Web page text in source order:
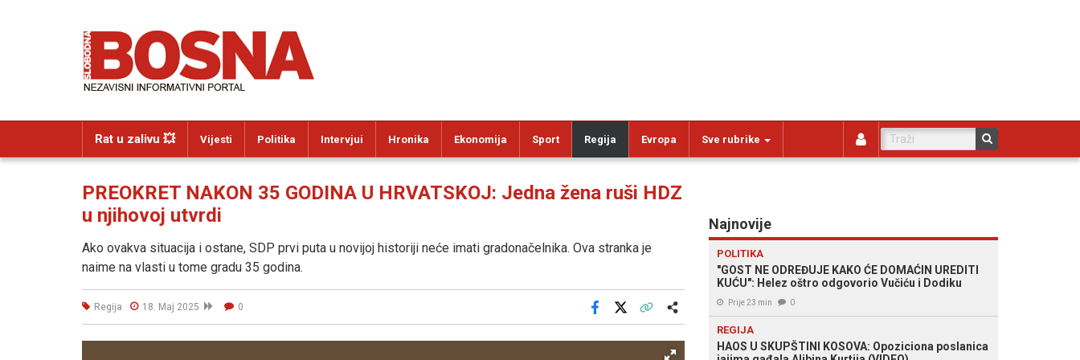
Rat u zalivu 💥 Vijesti Politika Intervjui Hronika Ekonomija Sport Regija Evropa Sve rubrike
PREOKRET NAKON 35 GODINA U HRVATSKOJ: Jedna žena ruši HDZ
u njihovoj utvrdi
Ako ovakva situacija i ostane, SDP prvi puta u novijoj historiji neće imati gradonačelnika. Ova stranka je
naime na vlasti u tome gradu 35 godina.
Regija 18. Maj 2025 0
Facebook
Najnovije
POLITIKA
"GOST NE ODREĐUJE KAKO ĆE DOMAĆIN UREDITI
KUĆU": Helez oštro odgovorio Vučiću i Dodiku
Prije 23 min 0
REGIJA
HAOS U SKUPŠTINI KOSOVA: Opoziciona poslanica